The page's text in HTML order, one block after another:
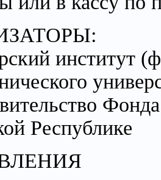
институт
Республике